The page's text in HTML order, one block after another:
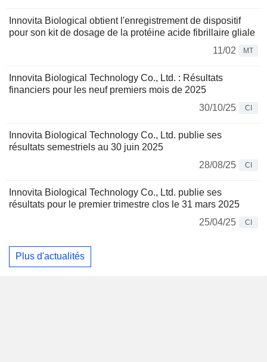
Innovita Biological obtient l'enregistrement de dispositif
pour son kit de dosage de la protéine acide fibrillaire gliale
11/02
MT
Innovita Biological Technology Co., Ltd. : Résultats
financiers pour les neuf premiers mois de 2025
30/10/25
CI
Innovita Biological Technology Co., Ltd. publie ses
résultats semestriels au 30 juin 2025
28/08/25
CI
Innovita Biological Technology Co., Ltd. publie ses
résultats pour le premier trimestre clos le 31 mars 2025
25/04/25
CI
Plus d'actualités